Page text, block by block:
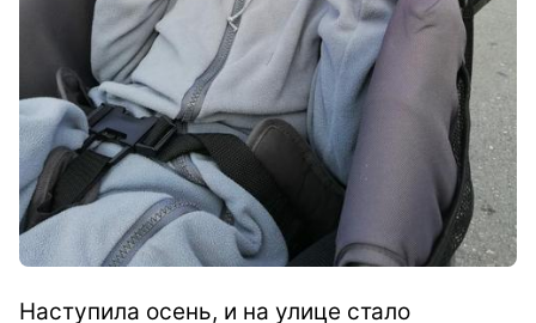
Наступила осень, и на улице стало